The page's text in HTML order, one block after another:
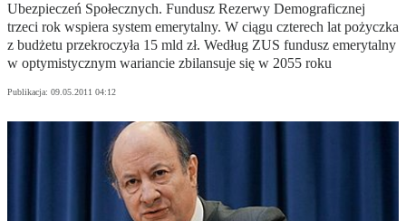
Ubezpieczeń Społecznych. Fundusz Rezerwy Demograficznej
trzeci rok wspiera system emerytalny. W ciągu czterech lat pożyczka
z budżetu przekroczyła 15 mld zł. Według ZUS fundusz emerytalny
w optymistycznym wariancie zbilansuje się w 2055 roku
Publikacja: 09.05.2011 04:12